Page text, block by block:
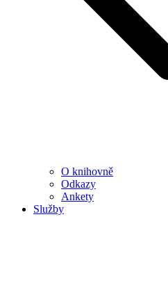
O knihovně
Odkazy
Ankety
Služby